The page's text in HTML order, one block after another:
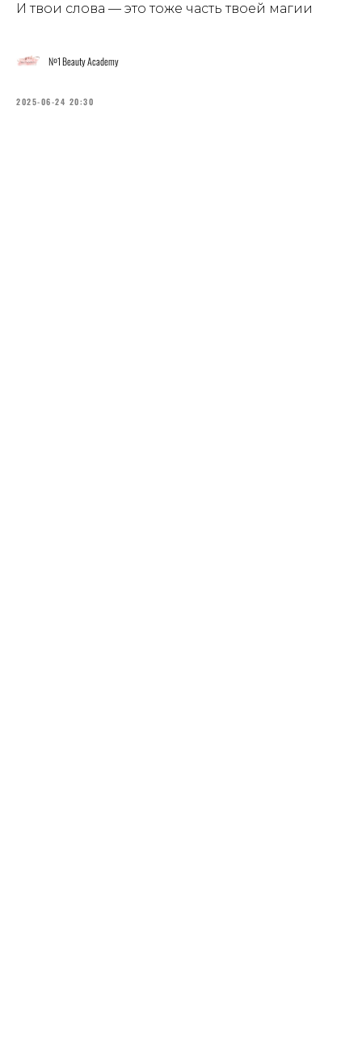
И твои слова — это тоже часть твоей магии
№1 Beauty Academy
2025-06-24 20:30